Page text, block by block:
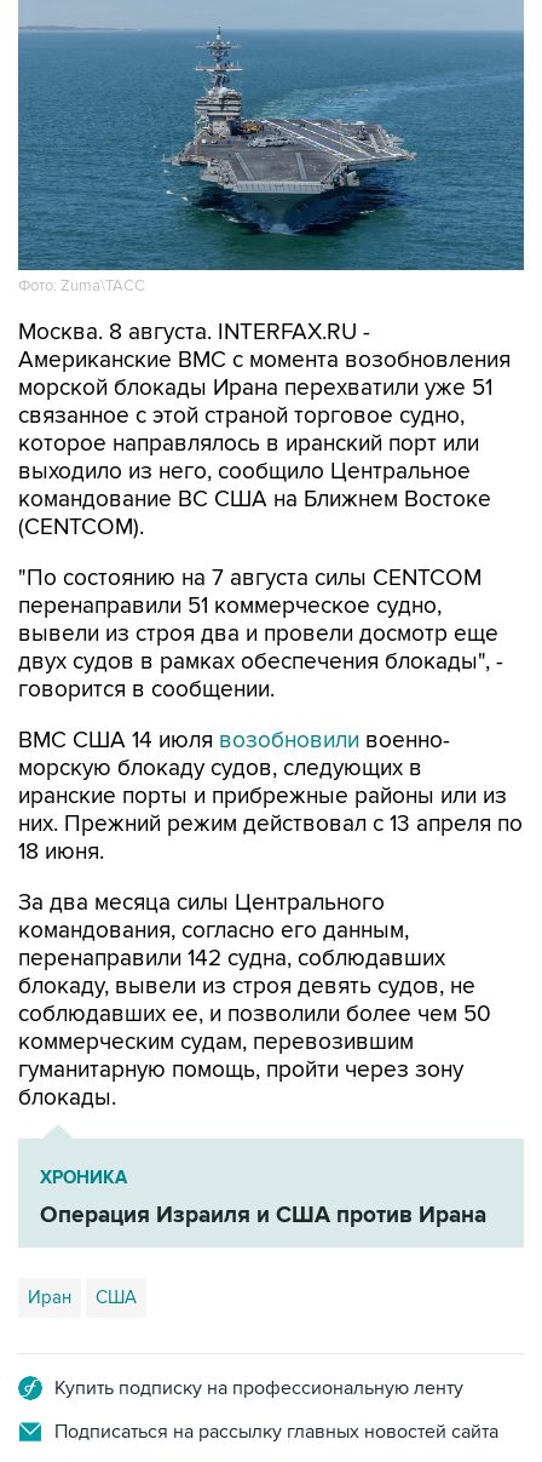
Фото: Zuma\ТАСС
Москва. 8 августа. INTERFAX.RU -
Американские ВМС с момента возобновления
морской блокады Ирана перехватили уже 51
связанное с этой страной торговое судно,
которое направлялось в иранский порт или
выходило из него, сообщило Центральное
командование ВС США на Ближнем Востоке
(CENTCOM).
"По состоянию на 7 августа силы CENTCOM
перенаправили 51 коммерческое судно,
вывели из строя два и провели досмотр еще
двух судов в рамках обеспечения блокады", -
говорится в сообщении.
ВМС США 14 июля возобновили военно-
морскую блокаду судов, следующих в
иранские порты и прибрежные районы или из
них. Прежний режим действовал с 13 апреля по
18 июня.
За два месяца силы Центрального
командования, согласно его данным,
перенаправили 142 судна, соблюдавших
блокаду, вывели из строя девять судов, не
соблюдавших ее, и позволили более чем 50
коммерческим судам, перевозившим
гуманитарную помощь, пройти через зону
блокады.
ХРОНИКА
Операция Израиля и США против Ирана
Иран США
Купить подписку на профессиональную ленту
Подписаться на рассылку главных новостей сайта